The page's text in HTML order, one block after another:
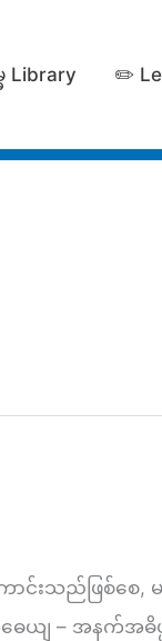
Library ✏️
းသည်​ဖြစ်​စေ,
ေယျ – အနက်အ